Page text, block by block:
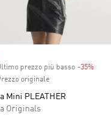
prezzo più basso -35%
originale
Mini PLEATHER
Originals